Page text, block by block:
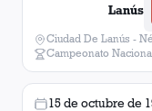
Lanús
Ciudad De Lanús -
Campeonato
15 de octubre de